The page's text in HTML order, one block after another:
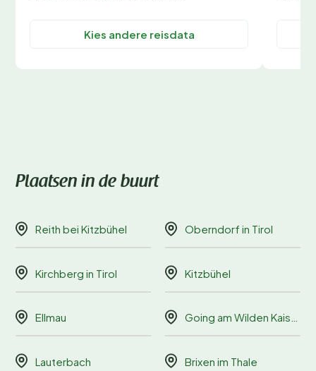
Kies andere reisdata
Plaatsen in de buurt
Reith bei Kitzbühel Oberndorf in Tirol
Kirchberg in Tirol Kitzbühel
Ellmau Going am Wilden Kaiser
Lauterbach Brixen im Thale